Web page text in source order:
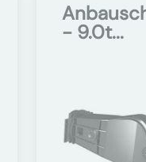
- 9.0t...